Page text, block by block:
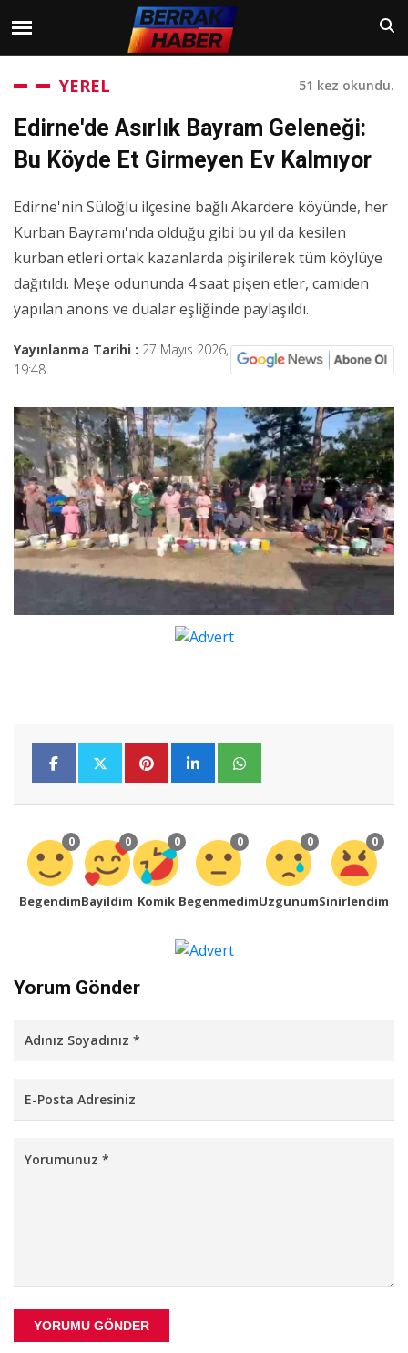
YEREL 51 kez okundu.
Edirne'de Asırlık Bayram Geleneği:
Bu Köyde Et Girmeyen Ev Kalmıyor
Edirne'nin Süloğlu ilçesine bağlı Akardere köyünde, her
Kurban Bayramı'nda olduğu gibi bu yıl da kesilen
kurban etleri ortak kazanlarda pişirilerek tüm köylüye
dağıtıldı. Meşe odununda 4 saat pişen etler, camiden
yapılan anons ve dualar eşliğinde paylaşıldı.
Yayınlanma Tarihi : 27 Mayıs 2026,
19:48
0
Begendim
0
Bayildim
0
Komik
0
Begenmedim
0
Uzgunum
0
Sinirlendim
Yorum Gönder
YORUMU GÖNDER